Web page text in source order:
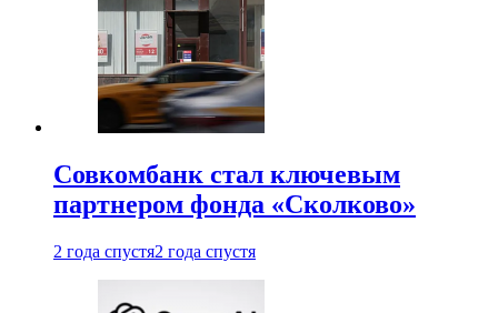
Совкомбанк стал ключевым
партнером фонда «Сколково»
2 года спустя2 года спустя